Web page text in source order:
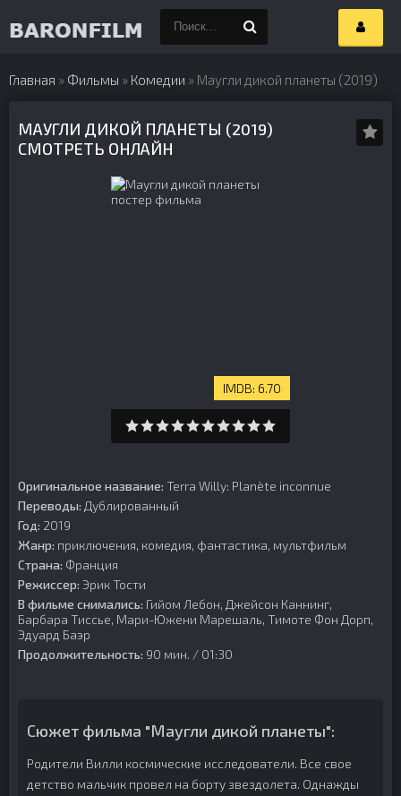
Главная » Фильмы » Комедии » Маугли дикой планеты (2019)
МАУГЛИ ДИКОЙ ПЛАНЕТЫ (2019)
СМОТРЕТЬ ОНЛАЙН
6.70
Оригинальное название: Terra Willy: Planète inconnue
Переводы: Дублированный
Год: 2019
Жанр: приключения, комедия, фантастика, мультфильм
Страна: Франция
Режиссер: Эрик Тости
В фильме снимались: Гийом Лебон, Джейсон Каннинг,
Барбара Тиссье, Мари-Южени Марешаль, Тимоте Фон Дорп,
Эдуард Баэр
Продолжительность: 90 мин. / 01:30
Сюжет фильма "Маугли дикой планеты":
Родители Вилли космические исследователи. Все свое
детство мальчик провел на борту звездолета. Однажды